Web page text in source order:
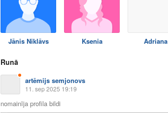
Jānis Niklāvs Ksenia Adriana
Runā
artēmijs semjonovs
11. sep 2025 19:19
nomainīja profila bildi